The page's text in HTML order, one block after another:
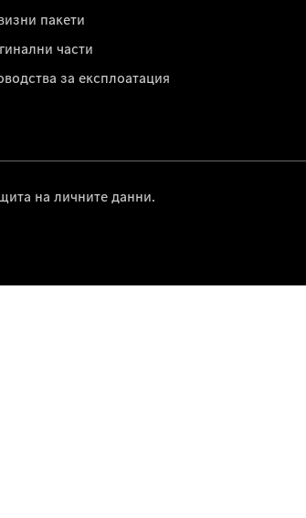
пакети
части
за експлоатация
на личните данни.